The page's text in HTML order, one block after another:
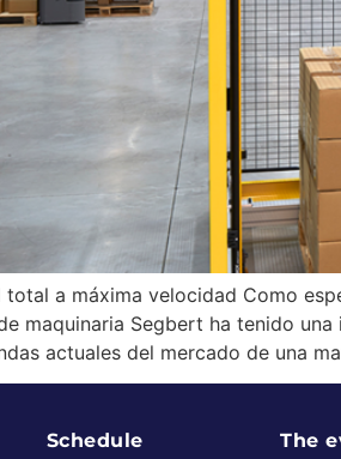
total a máxima velocidad Como
maquinaria Segbert ha tenido
actuales del mercado de una
Schedule The